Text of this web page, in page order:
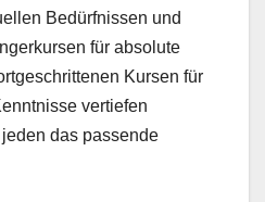
Bedürfnissen und
für absolute
Kursen für
vertiefen
das passende